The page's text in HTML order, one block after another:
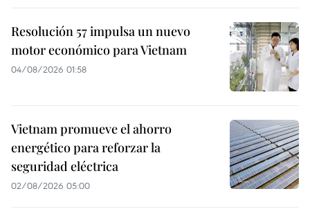
Resolución 57 impulsa un nuevo
motor económico para Vietnam
04/08/2026 01:58
Vietnam promueve el ahorro
energético para reforzar la
seguridad eléctrica
02/08/2026 05:00